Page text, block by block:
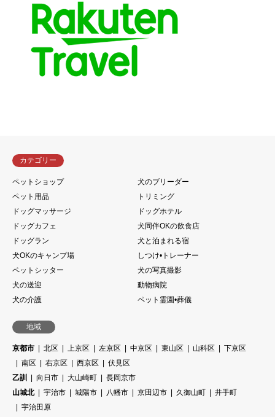
カテゴリー
ペットショップ
犬のブリーダー
ペット用品
トリミング
ドッグマッサージ
ドッグホテル
ドッグカフェ
犬同伴OKの飲食店
ドッグラン
犬と泊まれる宿
犬OKのキャンプ場
しつけ•トレーナー
ペットシッター
犬の写真撮影
犬の送迎
動物病院
犬の介護
ペット霊園•葬儀
地域
京都市 北区 上京区 左京区 中京区 東山区 山科区
下京区
南区
右京区 西京区
伏見区
乙訓
向日市 大山崎町
長岡京市
山城北
宇治市 城陽市 八幡市 京田辺市 久御山町
井手町
宇治田原